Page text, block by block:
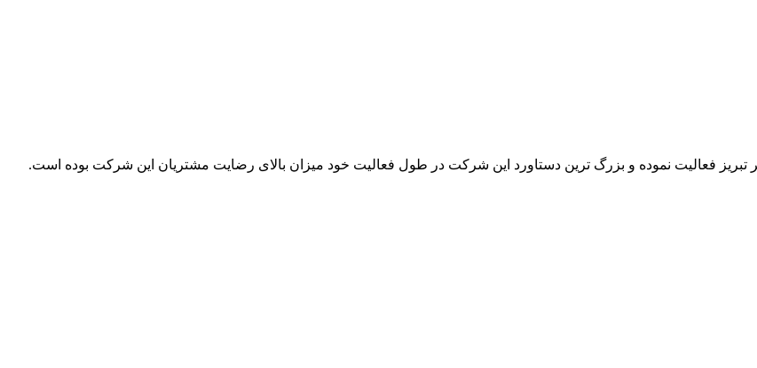
تبریز فعالیت نموده و بزرگ ترین دستاورد این شرکت در طول فعالیت خود میزان بالای رضایت مشتریان این شرکت بوده است.